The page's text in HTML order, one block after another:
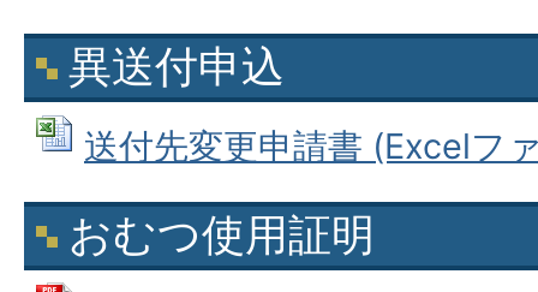
異送付申込
送付先変更申請書 (Excelフ
おむつ使用証明